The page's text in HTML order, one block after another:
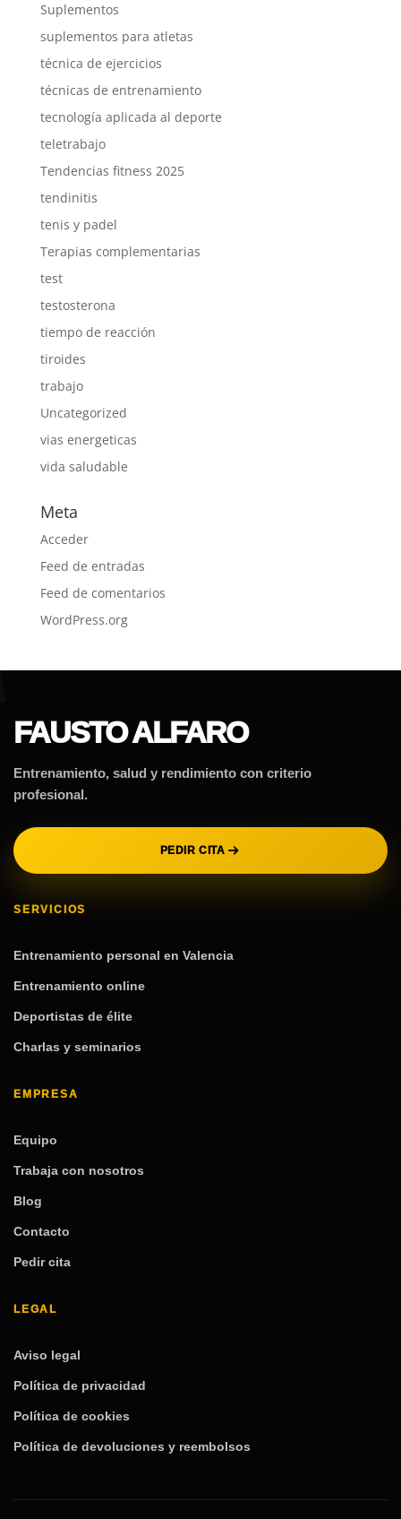
Suplementos
suplementos para atletas
técnica de ejercicios
técnicas de entrenamiento
tecnología aplicada al deporte
teletrabajo
Tendencias fitness 2025
tendinitis
tenis y padel
Terapias complementarias
test
testosterona
tiempo de reacción
tiroides
trabajo
Uncategorized
vias energeticas
vida saludable
Meta
Acceder
Feed de entradas
Feed de comentarios
WordPress.org
FAUSTO ALFARO
Entrenamiento, salud y rendimiento con criterio
profesional.
PEDIR CITA
SERVICIOS
Entrenamiento personal en Valencia
Entrenamiento online
Deportistas de élite
Charlas y seminarios
EMPRESA
Equipo
Trabaja con nosotros
Blog
Contacto
Pedir cita
LEGAL
Aviso legal
Política de privacidad
Política de cookies
Política de devoluciones y reembolsos